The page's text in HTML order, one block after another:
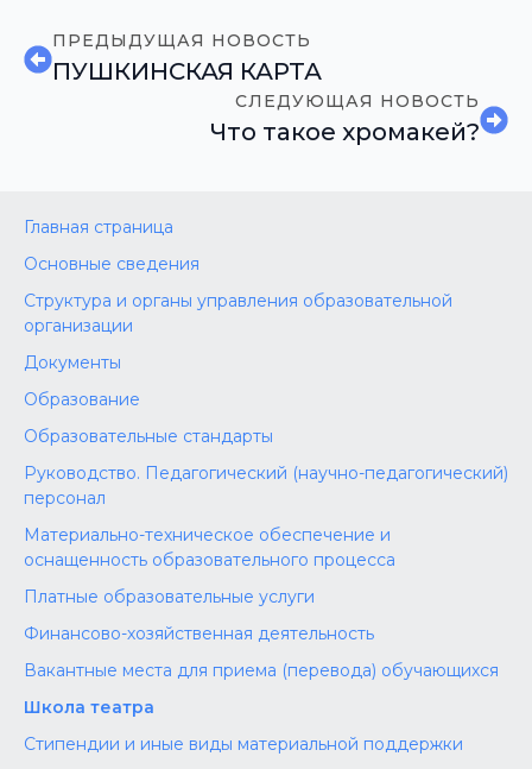
ПРЕДЫДУЩАЯ НОВОСТЬ
ПУШКИНСКАЯ КАРТА
СЛЕДУЮЩАЯ НОВОСТЬ
Что такое хромакей?
Главная страница
Основные сведения
Структура и органы управления образовательной
организации
Документы
Образование
Образовательные стандарты
Руководство. Педагогический (научно-педагогический)
персонал
Материально-техническое обеспечение и
оснащенность образовательного процесса
Платные образовательные услуги
Финансово-хозяйственная деятельность
Вакантные места для приема (перевода) обучающихся
Школа театра
Стипендии и иные виды материальной поддержки